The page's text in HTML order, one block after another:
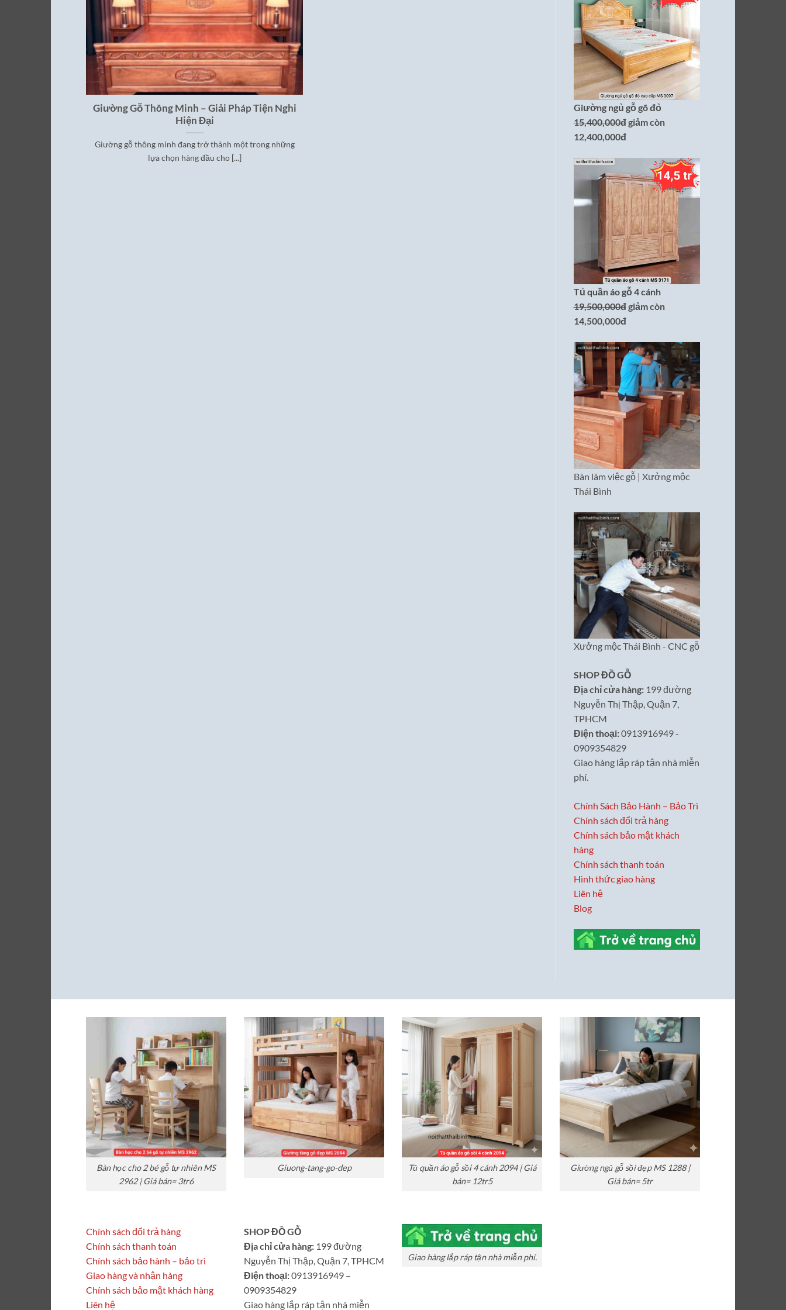
Giường Gỗ Thông Minh – Giải Pháp Tiện Nghi
Hiện Đại
Giường gỗ thông minh đang trở thành một trong những
lựa chọn hàng đầu cho [...]
Giường ngủ gỗ gõ đỏ
15,400,000đgiảm còn
12,400,000đ
Tủ quần áo gỗ 4 cánh
19,500,000đgiảm còn
14,500,000đ
Bàn làm việc gỗ | Xưởng mộc
Thái Bình
Xưởng mộc Thái Bình - CNC gỗ
SHOP ĐỒ GỖ
Địa chỉ cửa hàng:199 đường
Nguyễn Thị Thập, Quận 7,
TPHCM
Điện thoại:0913916949 -
0909354829
Giao hàng lắp ráp tận nhà miễn
phí.
Chính Sách Bảo Hành – Bảo Trì
Chính sách đổi trả hàng
Chính sách bảo mật khách
hàng
Chính sách thanh toán
Hình thức giao hàng
Liên hệ
Blog
Bàn học cho 2 bé gỗ tự nhiên MS
2962 | Giá bán= 3tr6
Giuong-tang-go-dep
Tủ quần áo gỗ sồi 4 cánh 2094 | Giá
bán= 12tr5
Giường ngủ gỗ sồi đẹp MS 1288 |
Giá bán= 5tr
Chính sách đổi trả hàng
Chính sách thanh toán
Chính sách bảo hành – bảo trì
Giao hàng và nhận hàng
Chính sách bảo mật khách hàng
Liên hệ
SHOP ĐỒ GỖ
Địa chỉ cửa hàng: 199 đường
Nguyễn Thị Thập, Quận 7, TPHCM
Điện thoại:0913916949 –
0909354829
Giao hàng lắp ráp tận nhà miễn
Giao hàng lắp ráp tận nhà miễn phí.